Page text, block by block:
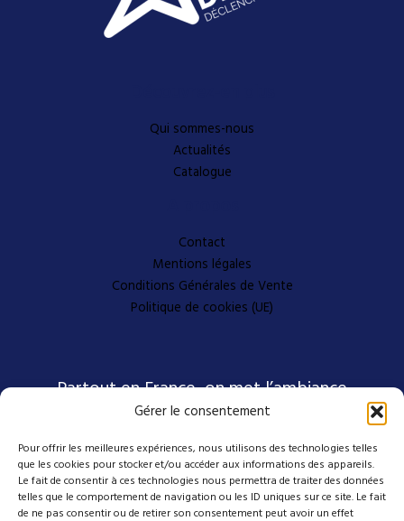
Gérer le consentement
Pour offrir les meilleures expériences, nous utilisons des technologies telles
que les cookies pour stocker et/ou accéder aux informations des appareils.
Le fait de consentir à ces technologies nous permettra de traiter des données
telles que le comportement de navigation ou les ID uniques sur ce site. Le fait
de ne pas consentir ou de retirer son consentement peut avoir un effet
Qui sommes-nous
Actualités
Catalogue
Contact
Mentions légales
Conditions Générales de Vente
Politique de cookies (UE)
Partout en France, on met l’ambiance
Nos coordonnées
4 avenue Emmanuel D'Alzon